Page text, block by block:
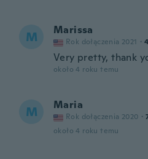
M Marissa
Rok dołączenia 2021 ·
Very pretty, thank
około 4 roku temu
M Maria
Rok dołączenia 2020 ·
około 4 roku temu